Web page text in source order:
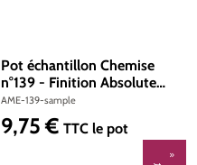
Pot échantillon Chemise
n°139 - Finition Absolute
Matt Emulsion
AME-139-sample
Prix régulier :
9,75 € TTC le pot